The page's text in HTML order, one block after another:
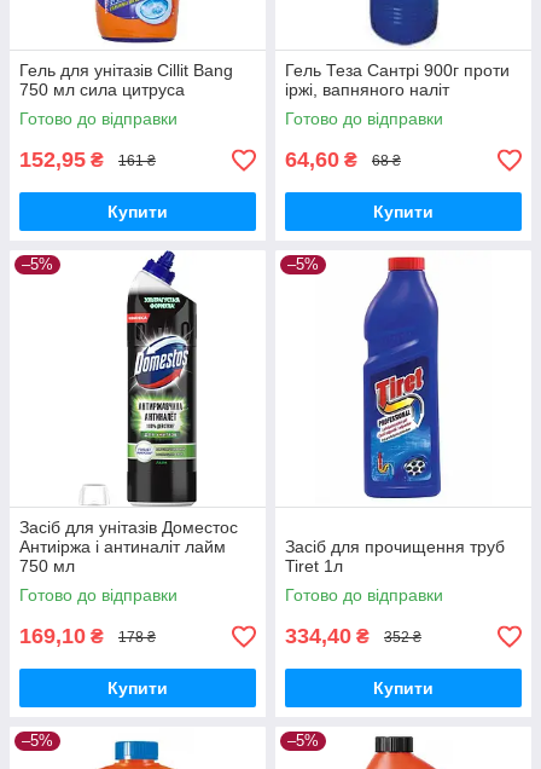
Гель для унітазів Cillit Bang
750 мл сила цитруса
Готово до відправки
152,95 ₴ 161 ₴
Купити
Гель Теза Сантрі 900г проти
іржі, вапняного наліт
Готово до відправки
64,60 ₴ 68 ₴
Купити
–5%
Засіб для унітазів Доместос
Антиіржа і антиналіт лайм
750 мл
Готово до відправки
169,10 ₴ 178 ₴
Купити
–5%
Засіб для прочищення труб
Tiret 1л
Готово до відправки
334,40 ₴ 352 ₴
Купити
–5% –5%